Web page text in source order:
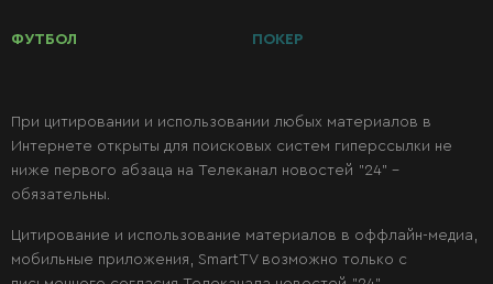
24
ФУТБОЛ ПОКЕР
При цитировании и использовании любых материалов в
Интернете открыты для поисковых систем гиперссылки не
ниже первого абзаца на Телеканал новостей "24" -
обязательны.
Цитирование и использование материалов в оффлайн-медиа,
мобильные приложения, SmartTV возможно только с